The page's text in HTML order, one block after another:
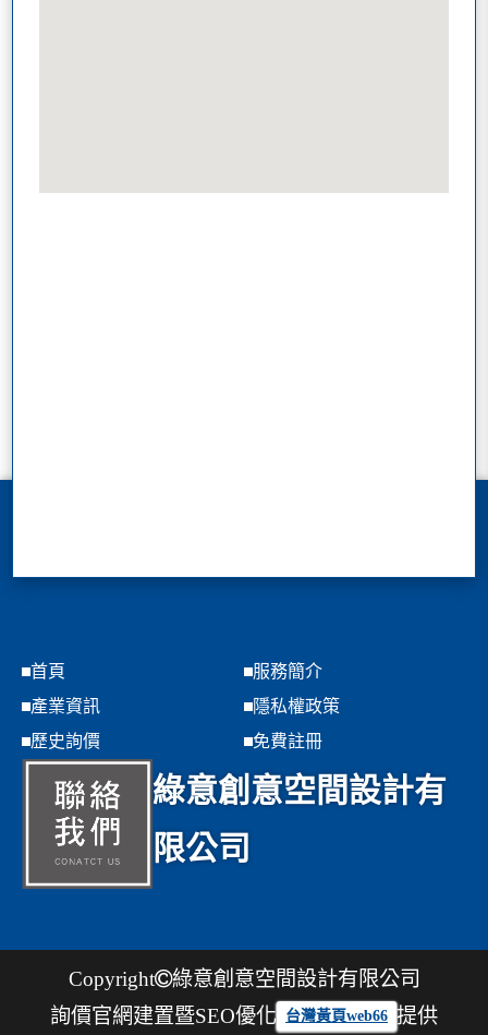
首頁
服務簡介
產業資訊
隱私權政策
歷史詢價
免費註冊
綠意創意空間設計有
限公司
Copyright
綠意創意空間設計有限公司
詢價官網建置暨SEO優化
台灣黃頁web66 提供